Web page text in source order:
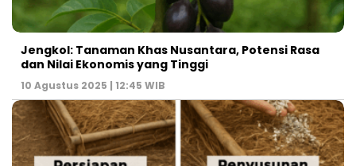
Jengkol: Tanaman Khas Nusantara, Potensi Rasa
dan Nilai Ekonomis yang Tinggi
10 Agustus 2025 | 12:45 WIB